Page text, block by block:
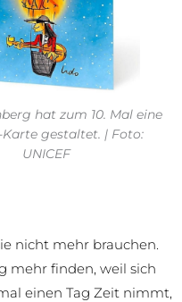
hat zum 10. Mal eine
Karte gestaltet. | Foto:
UNICEF
nicht mehr brauchen.
mehr finden, weil sich
einen Tag Zeit nimmt,